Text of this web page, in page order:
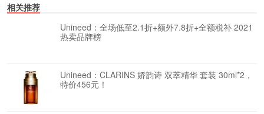
相关推荐
Unineed：全场低至2.1折+额外7.8折+全额税补 2021
热卖品牌榜
Unineed：CLARINS 娇韵诗 双萃精华 套装 30ml*2，
特价456元！